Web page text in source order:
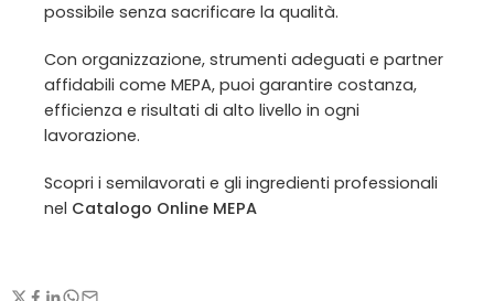
possibile senza sacrificare la qualità.
Con organizzazione, strumenti adeguati e partner
affidabili come MEPA, puoi garantire costanza,
efficienza e risultati di alto livello in ogni
lavorazione.
Scopri i semilavorati e gli ingredienti professionali
nel Catalogo Online MEPA